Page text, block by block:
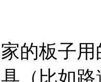
的板子用
（比如路